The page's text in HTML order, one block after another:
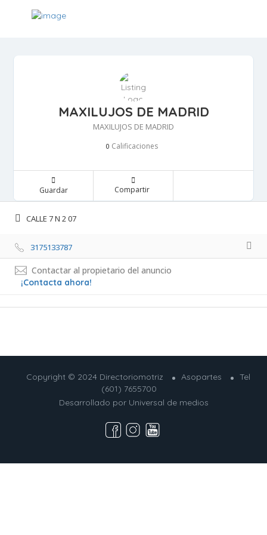
MAXILUJOS DE MADRID
MAXILUJOS DE MADRID
0 Calificaciones
Guardar Compartir
CALLE 7 N 2 07
3175133787
Contactar al propietario del anuncio
¡Contacta ahora!
Copyright © 2024 Directoriomotriz Asopartes
Tel
(601) 7655700
Desarrollado por Universal de medios